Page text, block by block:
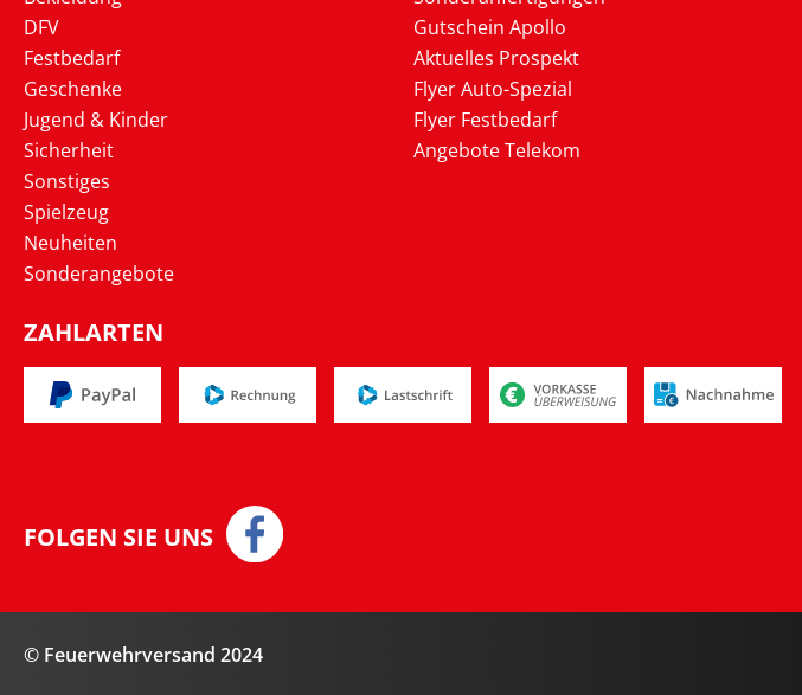
DFV
Festbedarf
Geschenke
Jugend & Kinder
Sicherheit
Sonstiges
Spielzeug
Neuheiten
Sonderangebote
Gutschein Apollo
Aktuelles Prospekt
Flyer Auto-Spezial
Flyer Festbedarf
Angebote Telekom
ZAHLARTEN
FOLGEN SIE UNS
© Feuerwehrversand 2024